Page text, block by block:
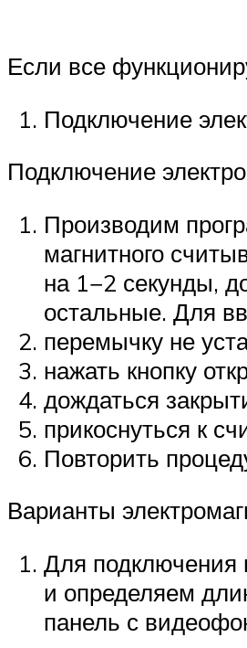
Если все
Подключение
Подключение
Производим
магнитного
на 1−2 секунды,
остальные. Для
перемычку не
нажать кнопку
дождаться
прикоснуться к
Повторить
Варианты
Для подключения
и определяем
панель с